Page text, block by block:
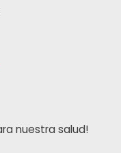
nuestra salud!